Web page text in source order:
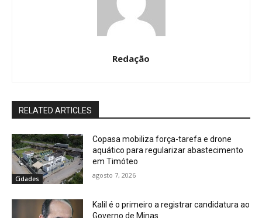
Redação
RELATED ARTICLES
Cidades
Copasa mobiliza força-tarefa e drone
aquático para regularizar abastecimento
em Timóteo
agosto 7, 2026
Kalil é o primeiro a registrar candidatura ao
Governo de Minas